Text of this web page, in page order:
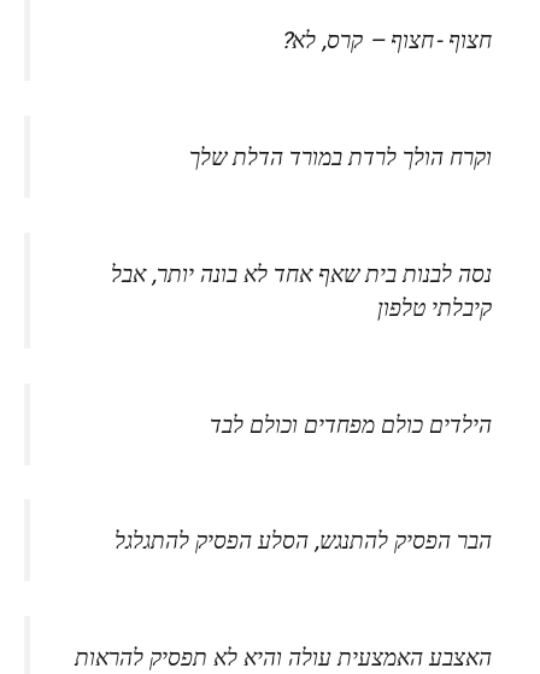
חצוף -חצוף – קרס, לא?
וקרח הולך לרדת במורד הדלת שלך
נסה לבנות בית שאף אחד לא בונה יותר, אבל
קיבלתי טלפון
הילדים כולם מפחדים וכולם לבד
הבר הפסיק להתנגש, הסלע הפסיק להתגלגל
האצבע האמצעית עולה והיא לא תפסיק להראות